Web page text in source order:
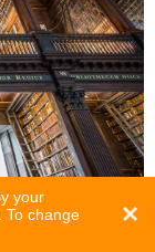
your
To change
×